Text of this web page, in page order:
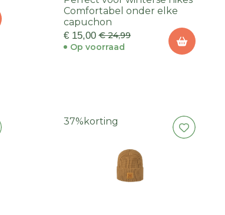
Comfortabel onder elke
capuchon
€ 15,00 € 24,99
Op voorraad
37% korting